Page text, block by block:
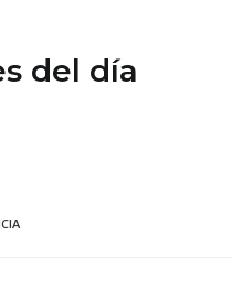
del día